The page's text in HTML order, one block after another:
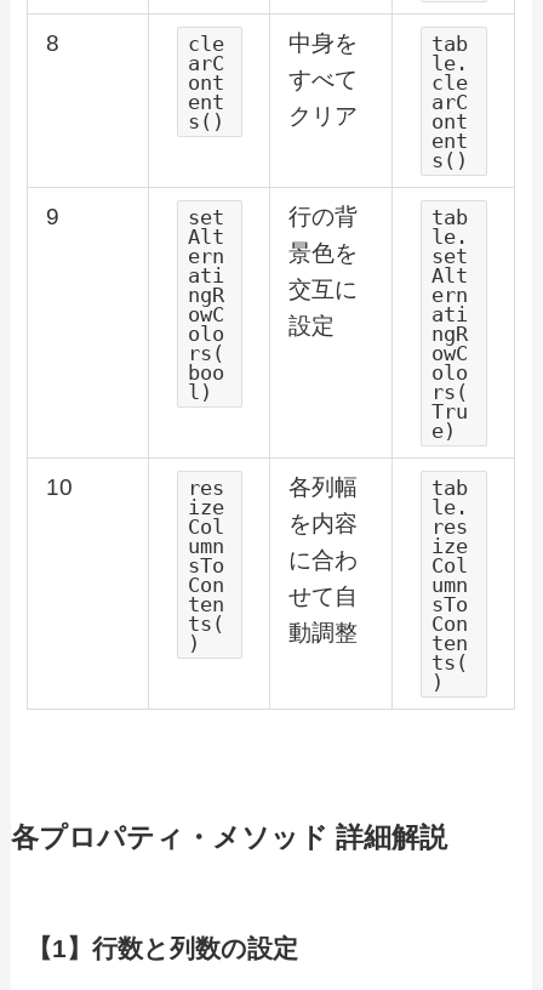
8
cle
arC
ont
ent
s()
中身を
すべて
クリア
tab
le.
cle
arC
ont
ent
s()
9
set
Alt
ern
ati
ngR
owC
olo
rs(
boo
l)
行の背
景色を
交互に
設定
tab
le.
set
Alt
ern
ati
ngR
owC
olo
rs(
Tru
e)
10
res
ize
Col
umn
sTo
Con
ten
ts(
)
各列幅
を内容
に合わ
せて自
動調整
tab
le.
res
ize
Col
umn
sTo
Con
ten
ts(
)
各プロパティ・メソッド 詳細解説
【1】行数と列数の設定